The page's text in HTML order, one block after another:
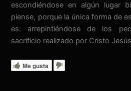
escondiéndose en algún lugar
piense, porque la única forma de
es: arrepintiéndose de los
sacrificio realizado por Cristo
Me gusta